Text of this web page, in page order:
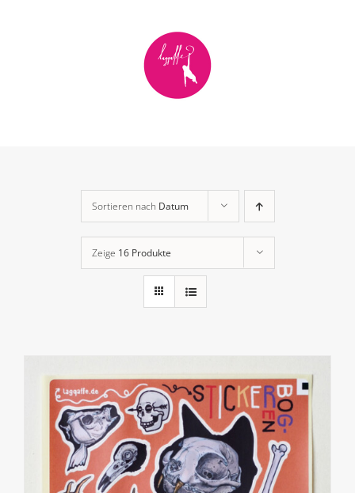
Sortieren nach Datum
Zeige 16 Produkte